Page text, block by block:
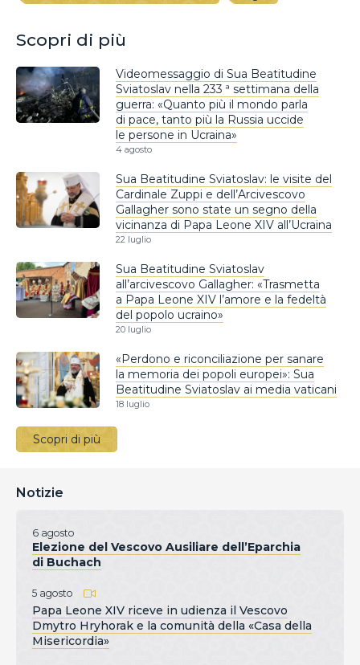
Scopri di più
Videomessaggio di Sua Beatitudine
Sviatoslav nella 233 ª settimana della
guerra: «Quanto più il mondo parla
di pace, tanto più la Russia uccide
le persone in Ucraina»
4 agosto
Sua Beatitudine Sviatoslav: le visite del
Cardinale Zuppi e dell’Arcivescovo
Gallagher sono state un segno della
vicinanza di Papa Leone XIV all’Ucraina
22 luglio
Sua Beatitudine Sviatoslav
all’arcivescovo Gallagher: «Trasmetta
a Papa Leone XIV l’amore e la fedeltà
del popolo ucraino»
20 luglio
«Perdono e riconciliazione per sanare
la memoria dei popoli europei»: Sua
Beatitudine Sviatoslav ai media vaticani
18 luglio
Scopri di più
Notizie
6 agosto
Elezione del Vescovo Ausiliare dell’Eparchia
di Buchach
5 agosto
Papa Leone XIV riceve in udienza il Vescovo
Dmytro Hryhorak e la comunità della «Casa della
Misericordia»